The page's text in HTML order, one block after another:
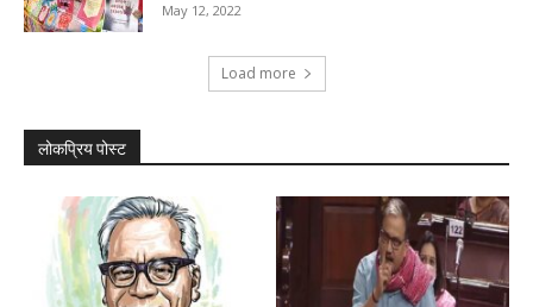
May 12, 2022
Load more
लोकप्रिय पोस्ट